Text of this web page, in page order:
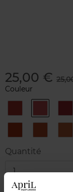
25,00 €
Couleur
INSURGENT
RED PINK
NO
TABOO
CHILI
ILLICIT
Quantité
1